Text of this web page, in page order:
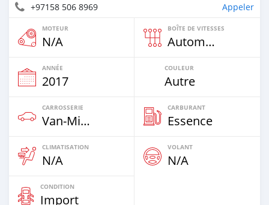
+97158 506 8969 Appeler
MOTEUR
N/A
BOÎTE DE VITESSES
Automatique
ANNÉE
2017
COULEUR
Autre
CARROSSERIE
Van‒Minibus
CARBURANT
Essence
CLIMATISATION
N/A
VOLANT
N/A
CONDITION
Import